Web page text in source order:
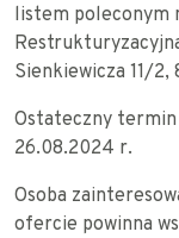
listem poleconym
Sienkiewicza 11/2,
Ostateczny termin
26.08.2024 r.
Osoba
ofercie powinna